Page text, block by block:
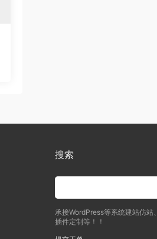
搜索
承接WordPress等系统建站仿站
插件定制等！！